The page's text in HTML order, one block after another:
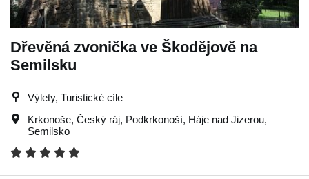
Dřevěná zvonička ve Škodějově na
Semilsku
Výlety, Turistické cíle
Krkonoše, Český ráj, Podkrkonoší, Háje nad Jizerou,
Semilsko